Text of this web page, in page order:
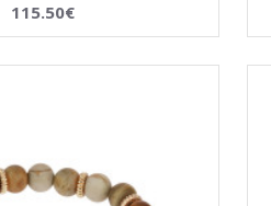
115.50€